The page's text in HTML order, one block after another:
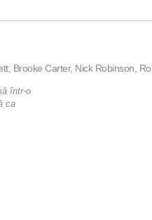
Brooke Carter, Nick Robinson,
într-o
ca